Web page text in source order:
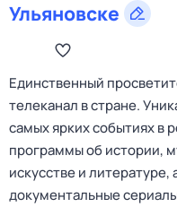
Ульяновске
Единственный
телеканал в стране.
самых ярких событиях в
программы об истории,
искусстве и
документальные